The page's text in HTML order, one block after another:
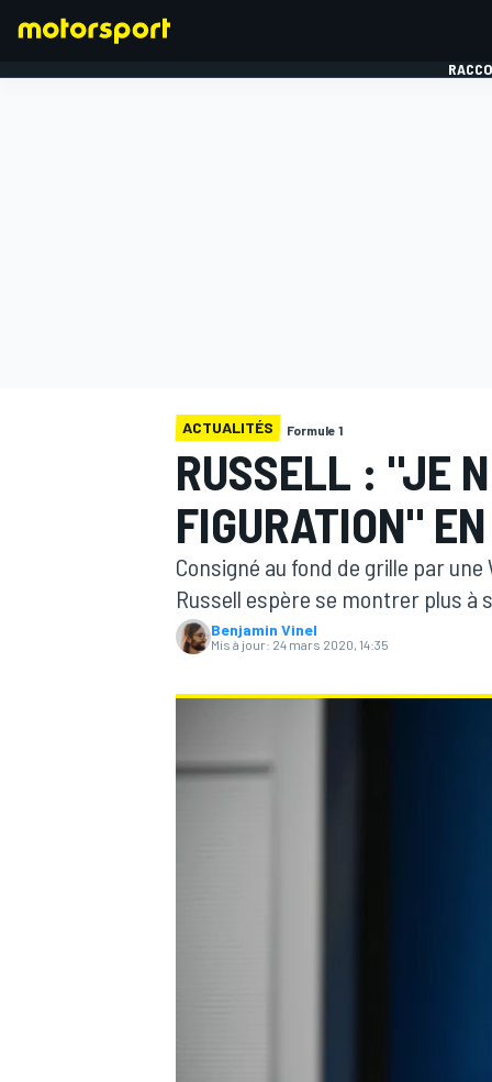
ACTUALITÉS Formule 1
RUSSELL : "JE
FIGURATION"
Consigné au fond de grille par
Russell espère se montrer plus à
Benjamin Vinel
Mis à jour: 24 mars 2020, 14:35